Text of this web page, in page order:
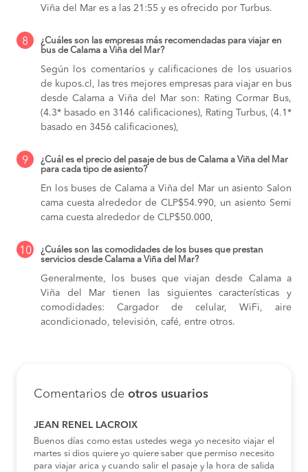
Viña del Mar es a las 21:55 y es ofrecido por Turbus.
8
¿Cuáles son las empresas más recomendadas para viajar en
bus de Calama a Viña del Mar?
Según los comentarios y calificaciones de los usuarios
de kupos.cl, las tres mejores empresas para viajar en bus
desde Calama a Viña del Mar son: Rating Cormar Bus,
(4.3* basado en 3146 calificaciones), Rating Turbus, (4.1*
basado en 3456 calificaciones),
9
¿Cuál es el precio del pasaje de bus de Calama a Viña del Mar
para cada tipo de asiento?
En los buses de Calama a Viña del Mar un asiento Salon
cama cuesta alrededor de CLP$54.990, un asiento Semi
cama cuesta alrededor de CLP$50.000,
10
¿Cuáles son las comodidades de los buses que prestan
servicios desde Calama a Viña del Mar?
Generalmente, los buses que viajan desde Calama a
Viña del Mar tienen las siguientes características y
comodidades: Cargador de celular, WiFi, aire
acondicionado, televisión, café, entre otros.
Comentarios de otros usuarios
JEAN RENEL LACROIX
Buenos días como estas ustedes wega yo necesito viajar el
martes si dios quiere yo quiere saber que permiso necesito
para viajar arica y cuando salir el pasaje y la hora de salida